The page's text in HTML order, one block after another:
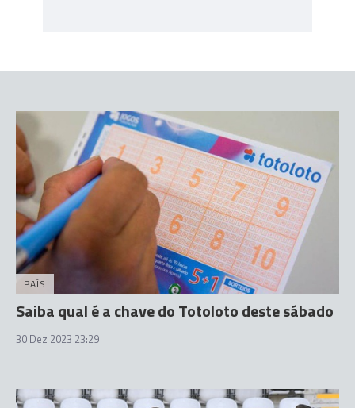
PAÍS
Saiba qual é a chave do Totoloto deste sábado
30 Dez 2023 23:29